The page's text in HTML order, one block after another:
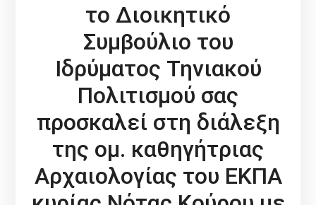
το Διοικητικό
Συμβούλιο του
Ιδρύματος Τηνιακού
Πολιτισμού σας
προσκαλεί στη διάλεξη
της ομ. καθηγήτριας
Αρχαιολογίας του ΕΚΠΑ